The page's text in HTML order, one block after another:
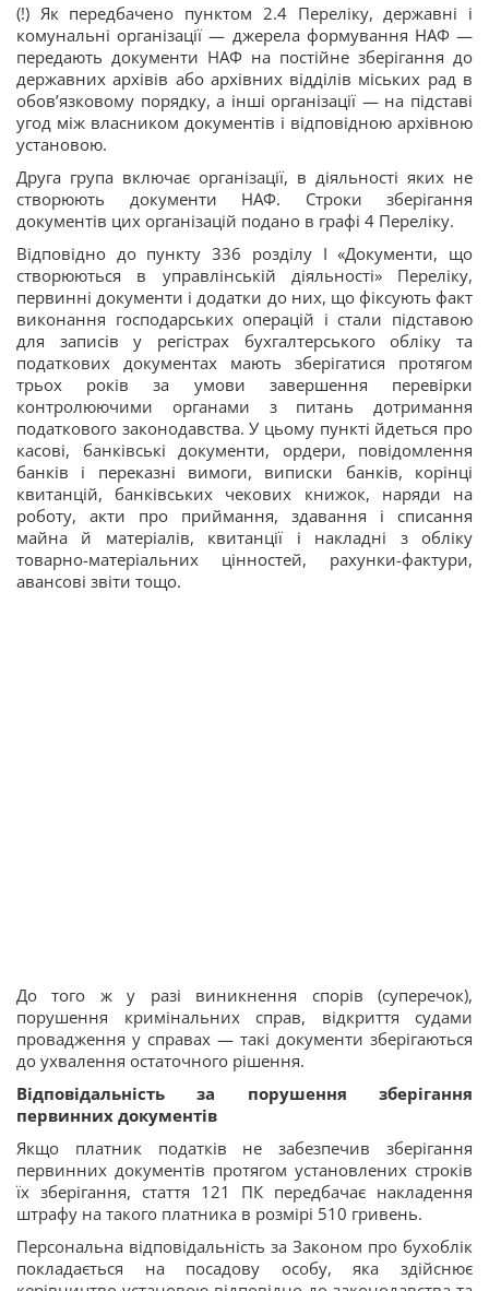
(!) Як передбачено пунктом 2.4 Переліку, державні і
комунальні організації — джерела формування НАФ —
передають документи НАФ на постійне зберігання до
державних архівів або архівних відділів міських рад в
обов’язковому порядку, а інші організації — на підставі
угод між власником документів і відповідною архівною
установою.
Друга група включає організації, в діяльності яких не
створюють документи НАФ. Строки зберігання
документів цих організацій подано в графі 4 Переліку.
Відповідно до пункту 336 розділу I «Документи, що
створюються в управлінській діяльності» Переліку,
первинні документи і додатки до них, що фіксують факт
виконання господарських операцій і стали підставою
для записів у регістрах бухгалтерського обліку та
податкових документах мають зберігатися протягом
трьох років за умови завершення перевірки
контролюючими органами з питань дотримання
податкового законодавства. У цьому пункті йдеться про
касові, банківські документи, ордери, повідомлення
банків і переказні вимоги, виписки банків, корінці
квитанцій, банківських чекових книжок, наряди на
роботу, акти про приймання, здавання і списання
майна й матеріалів, квитанції і накладні з обліку
товарно-матеріальних цінностей, рахунки-фактури,
авансові звіти тощо.
До того ж у разі виникнення спорів (суперечок),
порушення кримінальних справ, відкриття судами
провадження у справах — такі документи зберігаються
до ухвалення остаточного рішення.
Відповідальність за порушення зберігання
первинних документів
Якщо платник податків не забезпечив зберігання
первинних документів протягом установлених строків
їх зберігання, стаття 121 ПК передбачає накладення
штрафу на такого платника в розмірі 510 гривень.
Персональна відповідальність за Законом про бухоблік
покладається на посадову особу, яка здійснює